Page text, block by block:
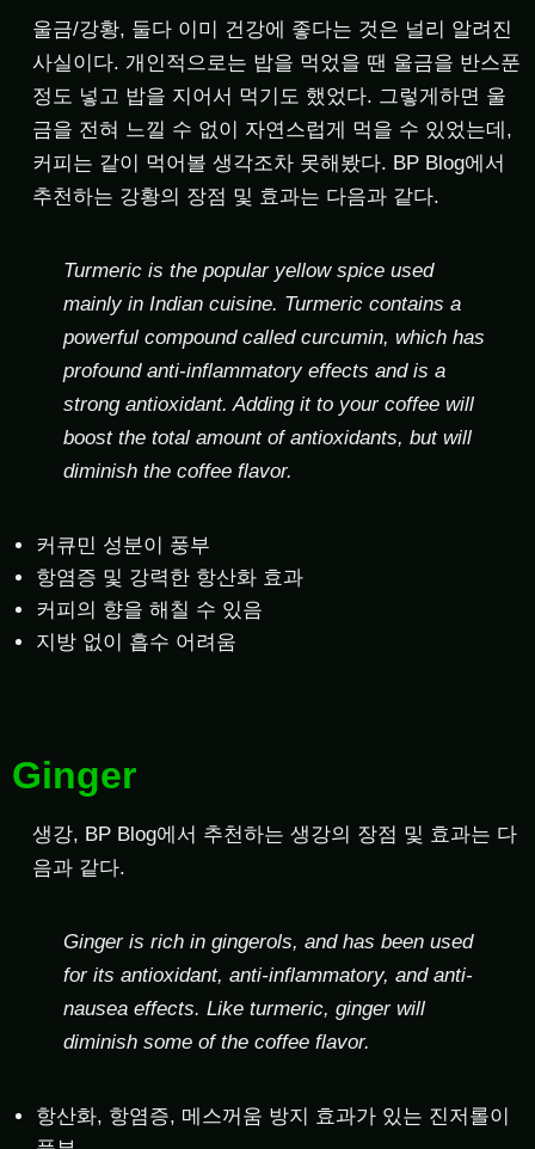
울금/강황, 둘다 이미 건강에 좋다는 것은 널리 알려진
사실이다. 개인적으로는 밥을 먹었을 땐 울금을 반스푼
정도 넣고 밥을 지어서 먹기도 했었다. 그렇게하면 울
금을 전혀 느낄 수 없이 자연스럽게 먹을 수 있었는데,
커피는 같이 먹어볼 생각조차 못해봤다. BP Blog에서
추천하는 강황의 장점 및 효과는 다음과 같다.
Turmeric is the popular yellow spice used
mainly in Indian cuisine. Turmeric contains a
powerful compound called curcumin, which has
profound anti-inflammatory effects and is a
strong antioxidant. Adding it to your coffee will
boost the total amount of antioxidants, but will
diminish the coffee flavor.
커큐민 성분이 풍부
항염증 및 강력한 항산화 효과
커피의 향을 해칠 수 있음
지방 없이 흡수 어려움
Ginger
생강, BP Blog에서 추천하는 생강의 장점 및 효과는 다
음과 같다.
Ginger is rich in gingerols, and has been used
for its antioxidant, anti-inflammatory, and anti-
nausea effects. Like turmeric, ginger will
diminish some of the coffee flavor.
항산화, 항염증, 메스꺼움 방지 효과가 있는 진저롤이